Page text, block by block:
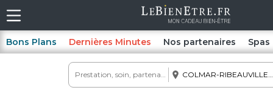
Bons Plans Dernières Minutes Nos partenaires Spas